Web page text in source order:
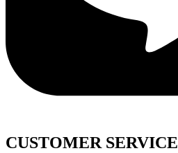
CUSTOMER SERVICE